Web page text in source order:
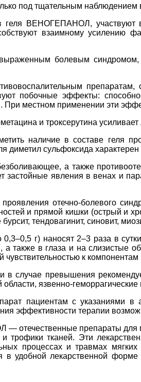
под тщательным наблюдением
ВЕНОГЕПАНОЛ, участвуют в
взаимному усилению
выраженным болевым
побочные эффекты:
При местном применении эти
и троксерутина
наличие в составе геля
сульфоксида
а также
застойные явления в венах и
отечно-болевого
и прямой кишки (острый и
тендовагинит, синовит,
г) наносят 2–3 раза в
также в глаза и на слизистые
к
в случае превышения
язвенно-
пациентам с указаниями
эффективности терапии
препараты для
трофики тканей. Эти
процессах и травмах
лекарственной форме